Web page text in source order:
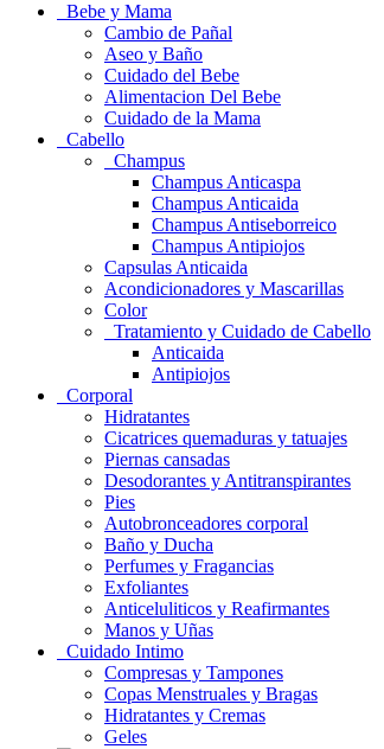
Bebe y Mama
Cambio de Pañal
Aseo y Baño
Cuidado del Bebe
Alimentacion Del Bebe
Cuidado de la Mama
Cabello
Champus
Champus Anticaspa
Champus Anticaida
Champus Antiseborreico
Champus Antipiojos
Capsulas Anticaida
Acondicionadores y Mascarillas
Color
Tratamiento y Cuidado de Cabello
Anticaida
Antipiojos
Corporal
Hidratantes
Cicatrices quemaduras y tatuajes
Piernas cansadas
Desodorantes y Antitranspirantes
Pies
Autobronceadores corporal
Baño y Ducha
Perfumes y Fragancias
Exfoliantes
Anticeluliticos y Reafirmantes
Manos y Uñas
Cuidado Intimo
Compresas y Tampones
Copas Menstruales y Bragas
Hidratantes y Cremas
Geles